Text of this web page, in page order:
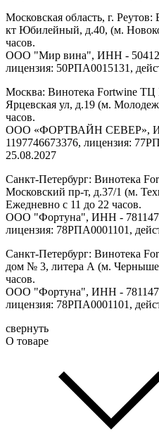
Московская область, г.
кт Юбилейный, д.40, (м.
часов.
ООО "Мир вина", ИНН -
лицензия: 50РПА0015131,
Москва: Винотека Fortwine ТЦ
Ярцевская ул, д.19 (м.
часов.
ООО «ФОРТВАЙН СЕВЕР»,
1197746673376, лицензия:
25.08.2027
Санкт-Петербург: Винотека
Московский пр-т, д.37/1 (м.
Ежедневно с 11 до 22 часов.
ООО "Фортуна", ИНН -
лицензия: 78РПА0001101,
Санкт-Петербург: Винотека
дом № 3, литера А (м.
часов.
ООО "Фортуна", ИНН -
лицензия: 78РПА0001101,
свернуть
О товаре